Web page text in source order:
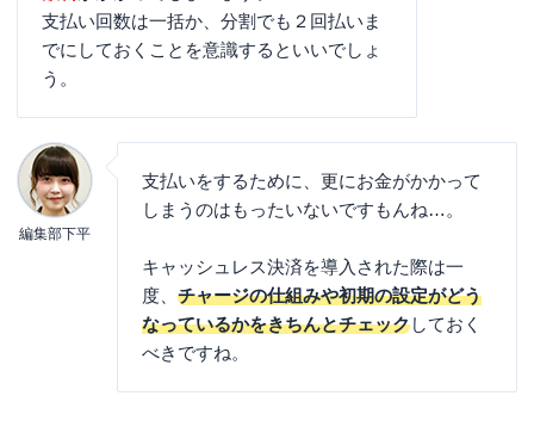
支払い回数は一括か、分割でも２回払いま
でにしておくことを意識するといいでしょ
う。
編集部下平
支払いをするために、更にお金がかかって
しまうのはもったいないですもんね…。
キャッシュレス決済を導入された際は一
度、 チャージの仕組みや初期の設定がどう
なっているかをきちんとチェックしておく
べきですね。